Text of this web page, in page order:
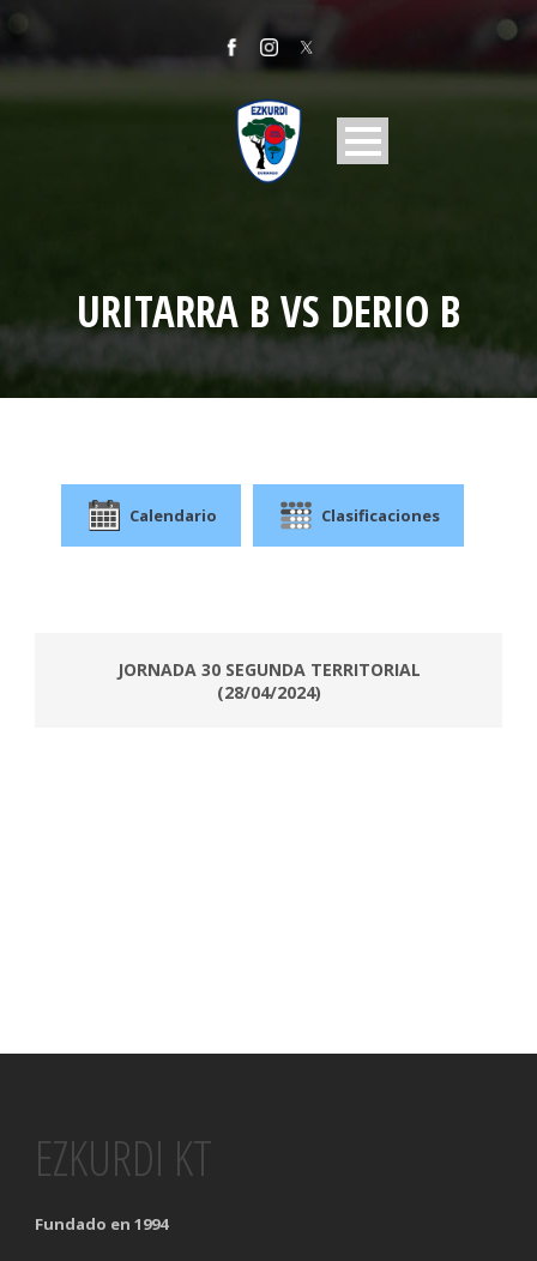
URITARRA B VS DERIO B
Calendario Clasificaciones
JORNADA 30 SEGUNDA TERRITORIAL
(28/04/2024)
EZKURDI KT
Fundado en 1994